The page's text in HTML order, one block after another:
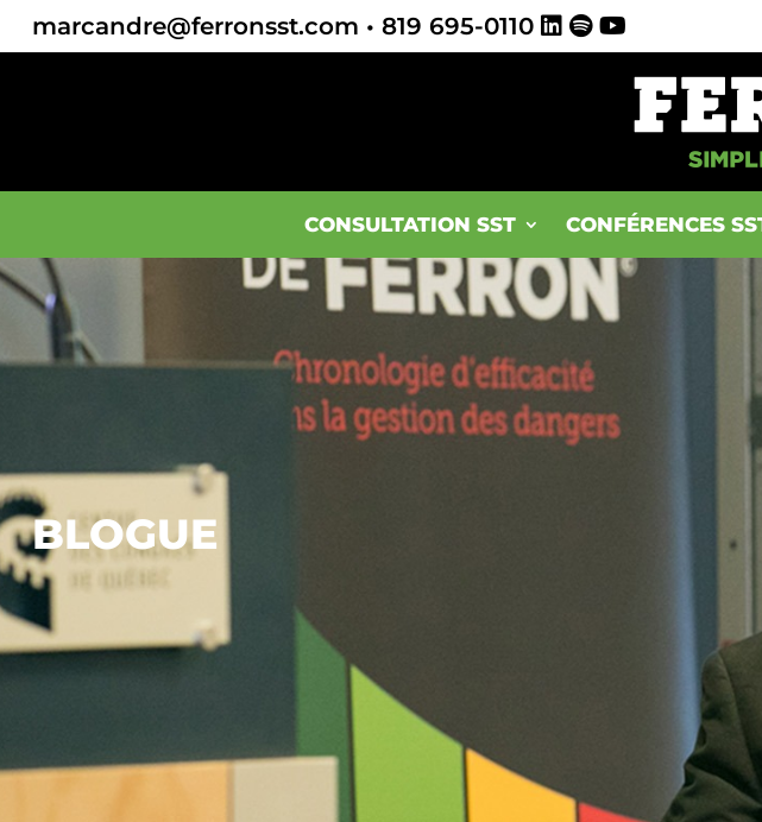
marcandre@ferronsst.com • 819 695-0110
CONSULTATION SST CONFÉRENCES
BLOGUE